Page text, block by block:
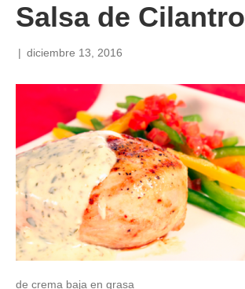
Salsa de Cilantro
| diciembre 13, 2016
de crema baja en grasa